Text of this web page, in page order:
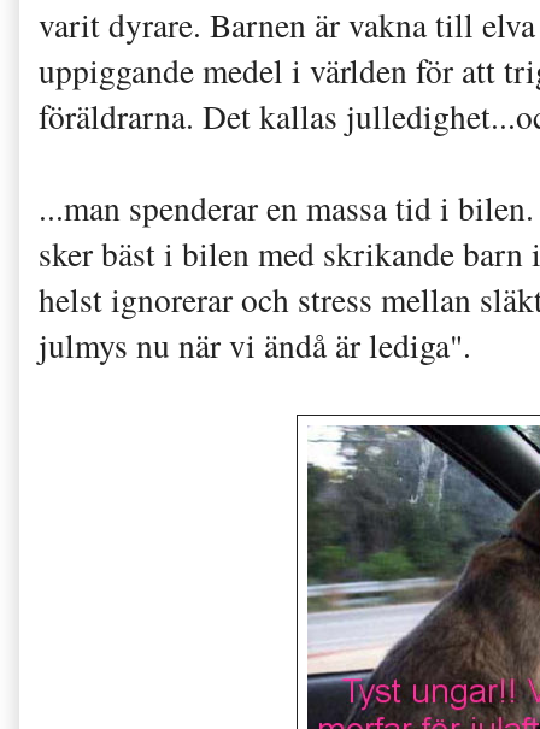
varit dyrare. Barnen är vakna till
uppiggande medel i världen för att
föräldrarna. Det kallas
...man spenderar en massa tid i
sker bäst i bilen med skrikande barn
helst ignorerar och stress mellan
julmys nu när vi ändå är lediga".